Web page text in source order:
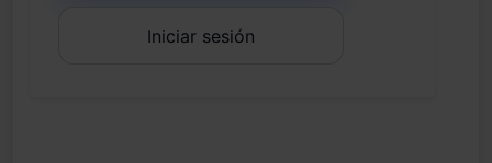
Iniciar sesión